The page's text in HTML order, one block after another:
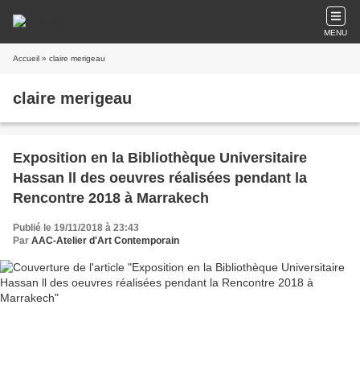
MENU
Accueil » claire merigeau
claire merigeau
Exposition en la Bibliothèque Universitaire
Hassan ll des oeuvres réalisées pendant la
Rencontre 2018 à Marrakech
Publié le 19/11/2018 à 23:43
Par AAC-Atelier d'Art Contemporain